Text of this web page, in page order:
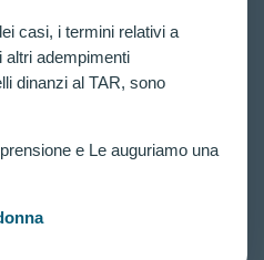
casi, i termini relativi a
altri adempimenti
dinanzi al TAR, sono
e Le auguriamo una
AGENTI
FISICA DEI
PER
del Concorso per